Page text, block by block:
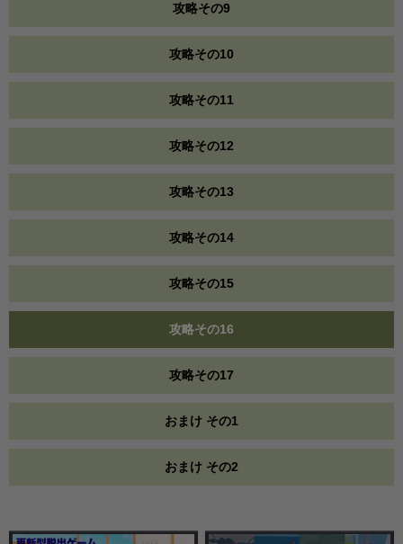
攻略その9
攻略その10
攻略その11
攻略その12
攻略その13
攻略その14
攻略その15
攻略その16
攻略その17
おまけ その1
おまけ その2